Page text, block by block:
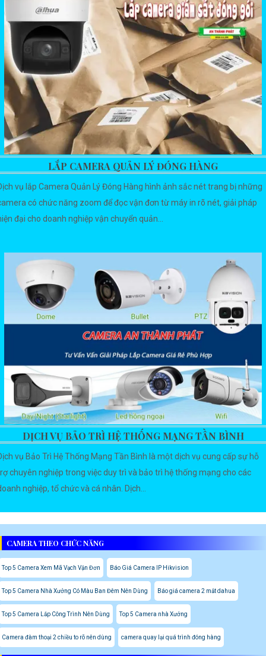
LẮP CAMERA QUẢN LÝ ĐÓNG HÀNG
vụ lắp Camera Quản Lý Đóng Hàng hình ảnh sắc nét trang bị những
có chức năng zoom để đọc vận đơn từ máy in rõ nét, giải pháp
đại cho doanh nghiệp vận chuyển quản...
DỊCH VỤ BẢO TRÌ HỆ THỐNG MẠNG TẦN BÌNH
vụ Bảo Trì Hệ Thống Mạng Tần Bình là một dịch vụ cung cấp sự hỗ
chuyên nghiệp trong việc duy trì và bảo trì hệ thống mạng cho các
nghiệp, tổ chức và cá nhân. Dịch...
CAMERA THEO CHỨC NĂNG
Top 5 Camera Xem Mã Vạch Vận Đơn Báo Giá Camera IP Hikvision
Top 5 Camera Nhà Xưởng Có Màu Ban Đêm Nên Dùng Báo giá camera 2 mắt dahua
Top 5 Camera Lắp Công Trình Nên Dùng Top 5 Camera nhà Xưởng
Camera đàm thoại 2 chiều to rõ nên dùng camera quay lại quá trình đóng hàng